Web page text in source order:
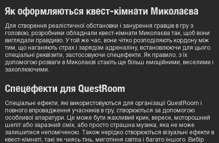
Як оформляються квест-кімнати Миколаєва
Для створення реалістичної обстановки і занурення гравців в гру з
головою, розробники обладнали квест-кімнати Миколаєва так, щоб вони
виглядали правдиво. У той же час, вони чітко розподіляють кордону між
тим, що наганяють страх і зарядом адреналіну, встановлюючи для цього
спеціальні реквізити, застосовуючи спецефекти. Як правило, з їх
допомогою розваги в Миколаєві стають ще більш емоційними, веселими і
захоплюючими.
Спецефекти для QuestRoom
Спеціальні ефекти, які використовуються для організації QuestRoom і
повного впровадження учасників в гру, створюються за допомогою
особливої апаратури. Це може бути жахливий крик, вереск, моторошний
шепіт або заразний сміх, або просто страшна музика, яка не може
залишитися непоміченою. Також нерідко створюються візуальні ефекти в
квест-кімнаті, такі як чиясь тінь, миготіння світла і багато іншого. Вибір